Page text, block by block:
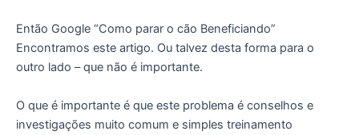
Então Google “Como parar o cão Beneficiando”
Encontramos este artigo. Ou talvez desta forma para o
outro lado – que não é importante.
O que é importante é que este problema é conselhos e
investigações muito comum e simples treinamento